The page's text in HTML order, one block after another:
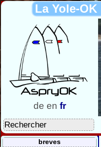
La Yole-OK
de en fr
breves